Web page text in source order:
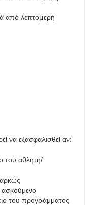
από λεπτομερή
να εξασφαλισθεί αν:
του αθλητή/
του προγράμματος